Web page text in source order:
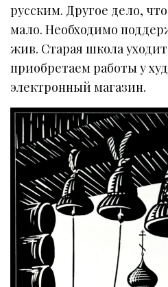
русским. Другое дело,
мало. Необходимо
жив. Старая школа
приобретаем работы у
электронный магазин.